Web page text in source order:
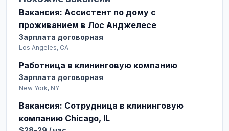
Вакансия: Ассистент по дому с
проживанием в Лос Анджелесе
Зарплата договорная
Los Angeles, CA
Работница в клининговую компанию
Зарплата договорная
New York, NY
Вакансия: Сотрудница в клининговую
компанию Chicago, IL